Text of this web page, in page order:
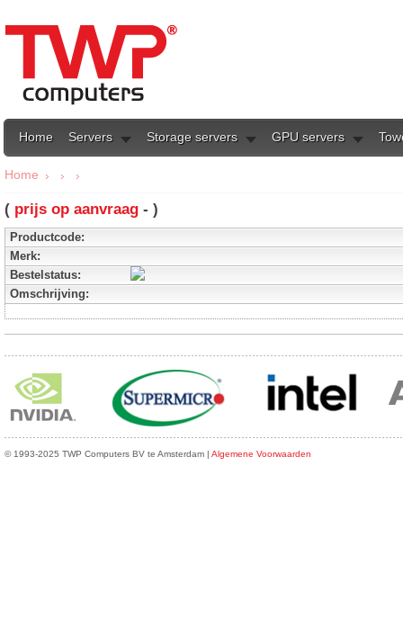
Home Servers Storage servers GPU servers
Home
( prijs op aanvraag - )
Productcode:
Merk:
Bestelstatus:
Omschrijving:
© 1993-2025 TWP Computers BV te Amsterdam | Algemene Voorwaarden